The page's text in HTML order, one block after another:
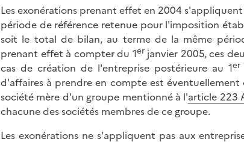
Les exonérations prenant effet en 2004
période de référence retenue pour l'imposition
soit le total de bilan, au terme de la même
prenant effet à compter du 1er janvier 2005, ces
cas de création de l'entreprise postérieure au 1er
d'affaires à prendre en compte est
société mère d'un groupe mentionné à l'article 223
chacune des sociétés membres de ce groupe.
Les exonérations ne s'appliquent pas aux